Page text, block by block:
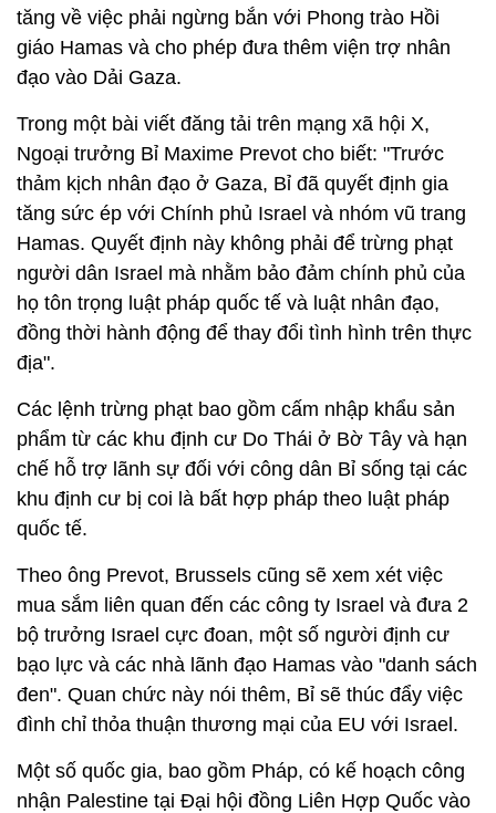
tăng về việc phải ngừng bắn với Phong trào Hồi
giáo Hamas và cho phép đưa thêm viện trợ nhân
đạo vào Dải Gaza.
Trong một bài viết đăng tải trên mạng xã hội X,
Ngoại trưởng Bỉ Maxime Prevot cho biết: "Trước
thảm kịch nhân đạo ở Gaza, Bỉ đã quyết định gia
tăng sức ép với Chính phủ Israel và nhóm vũ trang
Hamas. Quyết định này không phải để trừng phạt
người dân Israel mà nhằm bảo đảm chính phủ của
họ tôn trọng luật pháp quốc tế và luật nhân đạo,
đồng thời hành động để thay đổi tình hình trên thực
địa".
Các lệnh trừng phạt bao gồm cấm nhập khẩu sản
phẩm từ các khu định cư Do Thái ở Bờ Tây và hạn
chế hỗ trợ lãnh sự đối với công dân Bỉ sống tại các
khu định cư bị coi là bất hợp pháp theo luật pháp
quốc tế.
Theo ông Prevot, Brussels cũng sẽ xem xét việc
mua sắm liên quan đến các công ty Israel và đưa 2
bộ trưởng Israel cực đoan, một số người định cư
bạo lực và các nhà lãnh đạo Hamas vào "danh sách
đen". Quan chức này nói thêm, Bỉ sẽ thúc đẩy việc
đình chỉ thỏa thuận thương mại của EU với Israel.
Một số quốc gia, bao gồm Pháp, có kế hoạch công
nhận Palestine tại Đại hội đồng Liên Hợp Quốc vào